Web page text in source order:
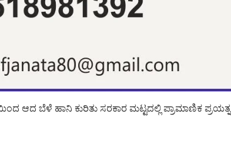
ಆದ ಬೆಳೆ ಹಾನಿ ಕುರಿತು ಸರಕಾರ ಮಟ್ಟದಲ್ಲಿ ಪ್ರಾಮಾಣಿಕ ಪ್ರಯತ್ನ